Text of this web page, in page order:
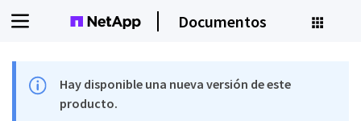
Documentos
Hay disponible una nueva versión de este
producto.